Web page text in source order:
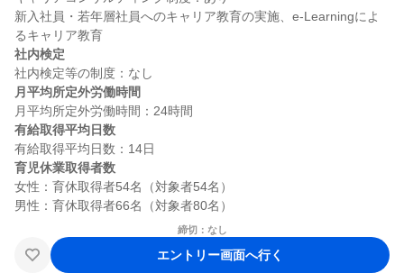
新入社員・若年層社員へのキャリア教育の実施、e-Learningによ
社内検定
月平均所定外労働時間
有給取得平均日数
育児休業取得者数
女性：育休取得者54名（対象者54名）
締切：なし
エントリー画面へ行く